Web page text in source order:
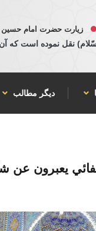
زیارت حضرت امام حسین
نقل نموده است
دیگر مطالب
يعبرون عن